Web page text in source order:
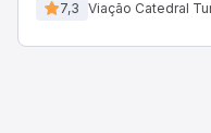
7,3 Viação Catedral